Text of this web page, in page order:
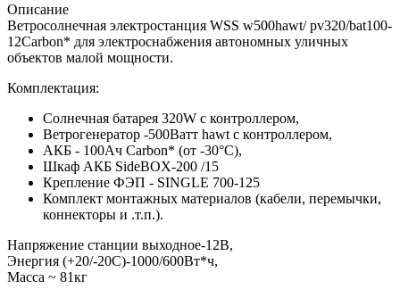
Описание
Ветросолнечная электростанция WSS w500hawt/ pv320/bat100-
12Carbon* для электроснабжения автономных уличных
объектов малой мощности.
Комплектация:
Солнечная батарея 320W с контроллером,
Ветрогенератор -500Ватт hawt с контроллером,
АКБ - 100Ач Carbon* (от -30°С),
Шкаф АКБ SideBOX-200 /15
Крепление ФЭП - SINGLE 700-125
Комплект монтажных материалов (кабели, перемычки,
коннекторы и .т.п.).
Напряжение станции выходное-12В,
Энергия (+20/-20С)-1000/600Вт*ч,
Масcа ~ 81кг